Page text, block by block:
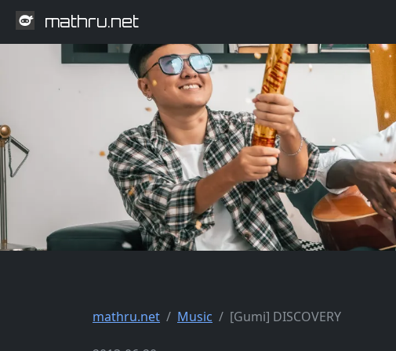
mathru.net
mathru.net Music [Gumi] DISCOVERY